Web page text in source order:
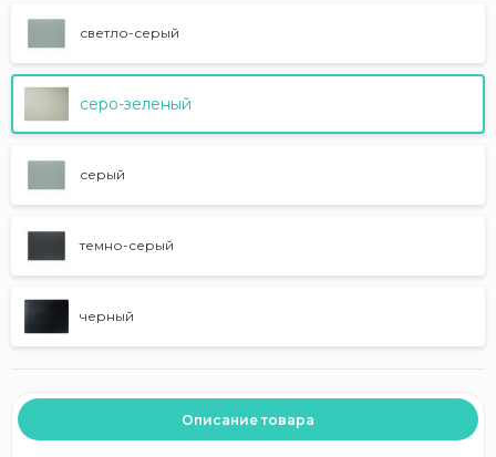
светло-серый
серо-зеленый
серый
темно-серый
черный
Описание товара